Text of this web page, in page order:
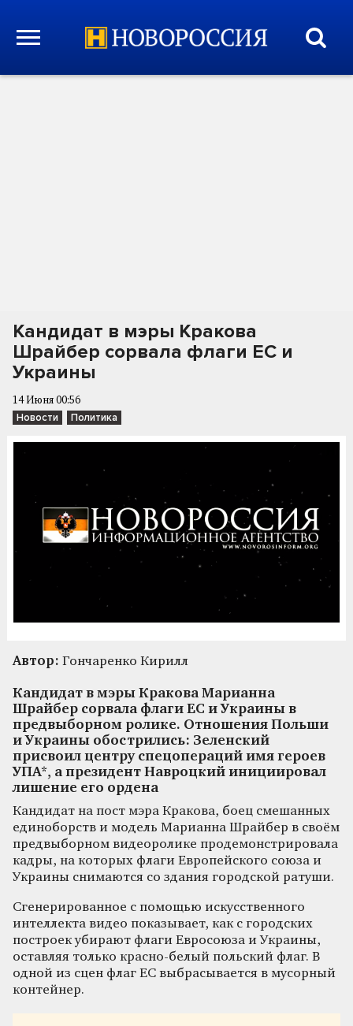
Кандидат в мэры Кракова
Шрайбер сорвала флаги ЕС и
Украины
14 Июня 00:56
Новости Политика
Автор: Гончаренко Кирилл
Кандидат в мэры Кракова Марианна
Шрайбер сорвала флаги ЕС и Украины в
предвыборном ролике. Отношения Польши
и Украины обострились: Зеленский
присвоил центру спецопераций имя героев
УПА*, а президент Навроцкий инициировал
лишение его ордена
Кандидат на пост мэра Кракова, боец смешанных
единоборств и модель Марианна Шрайбер в своём
предвыборном видеоролике продемонстрировала
кадры, на которых флаги Европейского союза и
Украины снимаются со здания городской ратуши.
Сгенерированное с помощью искусственного
интеллекта видео показывает, как с городских
построек убирают флаги Евросоюза и Украины,
оставляя только красно-белый польский флаг. В
одной из сцен флаг ЕС выбрасывается в мусорный
контейнер.